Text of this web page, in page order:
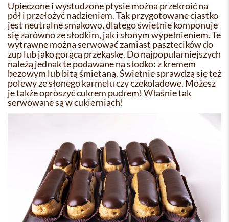
Upieczone i wystudzone ptysie można przekroić na
pół i przełożyć nadzieniem. Tak przygotowane ciastko
jest neutralne smakowo, dlatego świetnie komponuje
się zarówno ze słodkim, jak i słonym wypełnieniem. Te
wytrawne można serwować zamiast pasztecików do
zup lub jako gorącą przekąskę. Do najpopularniejszych
należą jednak te podawane na słodko: z kremem
bezowym lub bitą śmietaną. Świetnie sprawdzą się też
polewy ze słonego karmelu czy czekoladowe. Możesz
je także oprószyć cukrem pudrem! Właśnie tak
serwowane są w cukierniach!